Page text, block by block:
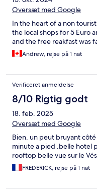
Oversæt med Google
In the heart of a non
the local shops for 5 Euro
and the free reakfast was
Andrew, rejse på 1 nat
Verificeret anmeldelse
8/10 Rigtig godt
18. feb. 2025
Oversæt med Google
Bien. un peut bruyant côté
minute a pied .belle hotel
rooftop belle vue sur le
FREDERICK, rejse på 1 nat